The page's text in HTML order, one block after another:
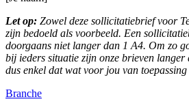
Let op: Zowel deze sollicitatiebrief voor
zijn bedoeld als voorbeeld. Een
doorgaans niet langer dan 1 A4. Om zo
bij ieders situatie zijn onze brieven
dus enkel dat wat voor jou van toepassing
Branche